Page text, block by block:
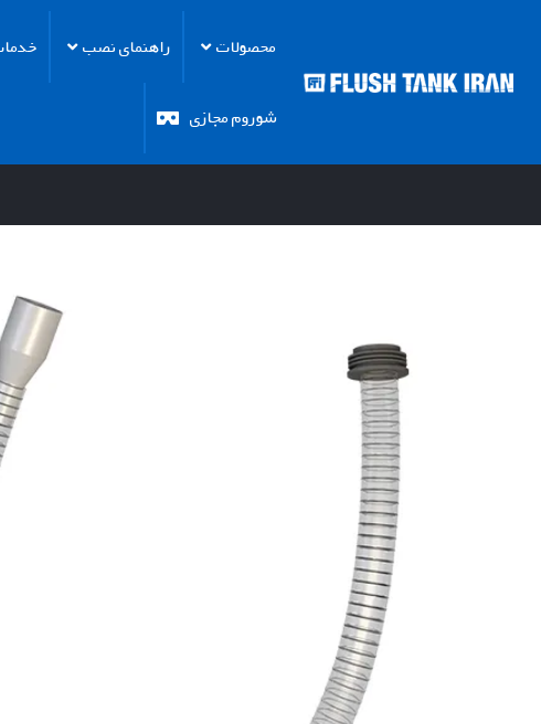
محصولات راهنمای نصب
شوروم مجازی